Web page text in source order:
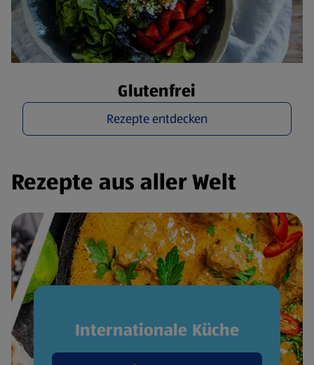
Glutenfrei
Rezepte entdecken
Rezepte aus aller Welt
Internationale Küche